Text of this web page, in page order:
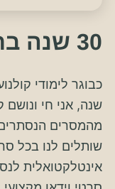
30 שנה בתחום הוידאו
כבוגר לימודי
שנה, אני חי ונושם
מהמסרים
שותלים לנו בכל
אינטלקטואלית